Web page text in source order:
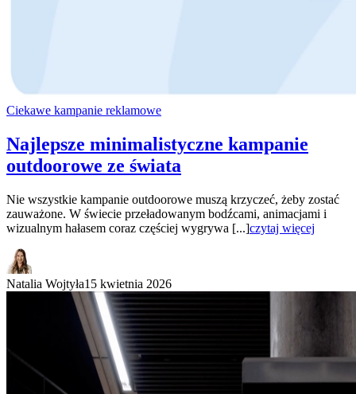
Ciekawe kampanie reklamowe
Najlepsze minimalistyczne kampanie
outdoorowe ze świata
Nie wszystkie kampanie outdoorowe muszą krzyczeć, żeby zostać
zauważone. W świecie przeładowanym bodźcami, animacjami i
wizualnym hałasem coraz częściej wygrywa [...]czytaj więcej
Natalia Wojtyła15 kwietnia 2026